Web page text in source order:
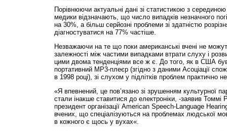
Порівнюючи актуальні дані зі статистикою з
медики відзначають, що число випадків незначного
на 30%, а більш серйозні проблеми зі здатністю
діагностуватися на 77% частіше.
Незважаючи на те що поки американські вчені не
залежності між частими випадками втрати слуху і
цими двома тенденціями все ж є. До того, як в США
портативний MP3-плеєр (згідно з даними Асоціації
в 1998 році), зі слухом у підлітків проблем практично
«Я впевнений, це пов’язано зі зрушенням культурної
стали інакше ставитися до електроніки, -заявив Томмі
президент організації American Speech-Language
вчених, що спеціалізуються на проблемах людської
в кожного є щось у вухах«.